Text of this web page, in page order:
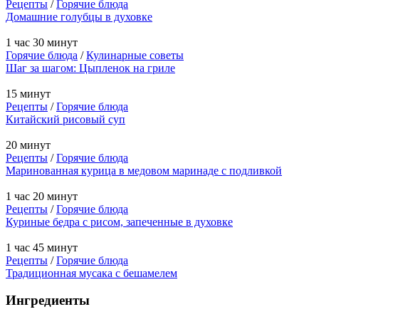
Рецепты /Горячие блюда
Домашние голубцы в духовке
1 час 30 минут
Горячие блюда /Кулинарные советы
Шаг за шагом: Цыпленок на гриле
15 минут
Рецепты /Горячие блюда
Китайский рисовый суп
20 минут
Рецепты /Горячие блюда
Маринованная курица в медовом маринаде с подливкой
1 час 20 минут
Рецепты /Горячие блюда
Куриные бедра с рисом, запеченные в духовке
1 час 45 минут
Рецепты /Горячие блюда
Традиционная мусака с бешамелем
Ингредиенты